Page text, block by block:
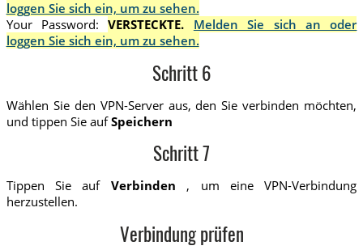
loggen Sie sich ein, um zu sehen.
Your Password:VERSTECKTE. Melden Sie sich an oder
loggen Sie sich ein, um zu sehen.
Schritt 6
Wählen Sie den VPN-Server aus, den Sie verbinden möchten,
und tippen Sie aufSpeichern
Schritt 7
Tippen Sie auf Verbinden , um eine VPN-Verbindung
herzustellen.
Verbindung prüfen